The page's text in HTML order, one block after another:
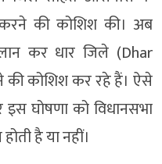
की कोशिश की। अब
कर धार जिले (Dhar
की कोशिश कर रहे हैं। ऐसे
घोषणा को विधानसभा
है या नहीं।